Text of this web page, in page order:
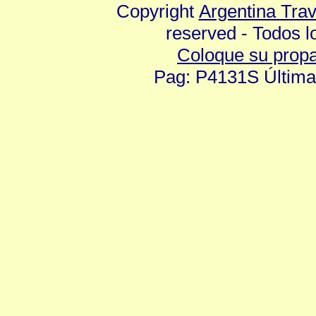
Copyright Argentina
reserved - Todos
Coloque su
Pag: P4131S